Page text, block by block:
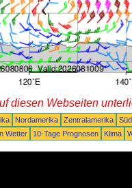
diesen Webseiten
Nordamerika Zentralamerika
Wetter 10-Tage Prognosen Klima